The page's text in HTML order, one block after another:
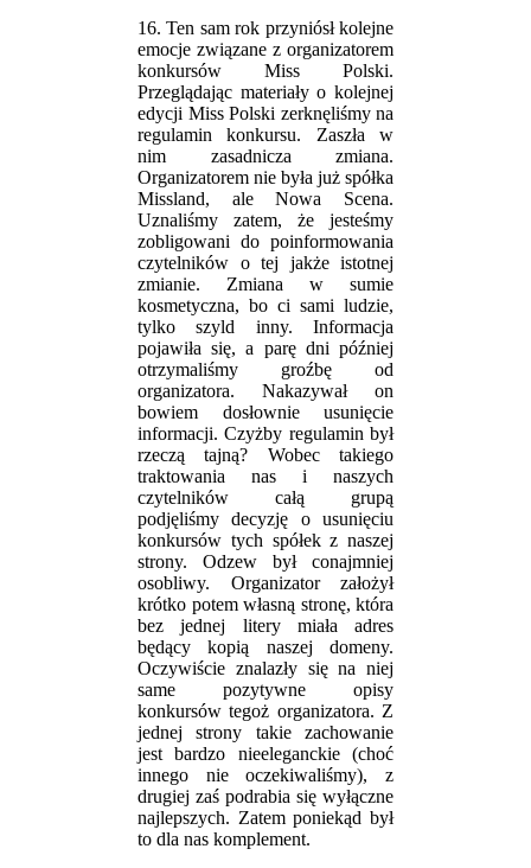
16. Ten sam rok przyniósł kolejne
emocje związane z organizatorem
konkursów Miss Polski.
Przeglądając materiały o kolejnej
edycji Miss Polski zerknęliśmy na
regulamin konkursu. Zaszła w
nim zasadnicza zmiana.
Organizatorem nie była już spółka
Missland, ale Nowa Scena.
Uznaliśmy zatem, że jesteśmy
zobligowani do poinformowania
czytelników o tej jakże istotnej
zmianie. Zmiana w sumie
kosmetyczna, bo ci sami ludzie,
tylko szyld inny. Informacja
pojawiła się, a parę dni później
otrzymaliśmy groźbę od
organizatora. Nakazywał on
bowiem dosłownie usunięcie
informacji. Czyżby regulamin był
rzeczą tajną? Wobec takiego
traktowania nas i naszych
czytelników całą grupą
podjęliśmy decyzję o usunięciu
konkursów tych spółek z naszej
strony. Odzew był conajmniej
osobliwy. Organizator założył
krótko potem własną stronę, która
bez jednej litery miała adres
będący kopią naszej domeny.
Oczywiście znalazły się na niej
same pozytywne opisy
konkursów tegoż organizatora. Z
jednej strony takie zachowanie
jest bardzo nieeleganckie (choć
innego nie oczekiwaliśmy), z
drugiej zaś podrabia się wyłączne
najlepszych. Zatem poniekąd był
to dla nas komplement.